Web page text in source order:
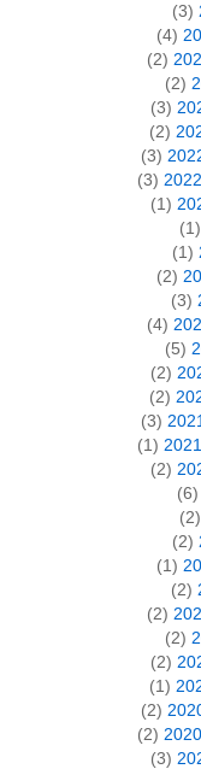
(3)
(4)
(2)
(2)
(3)
(2)
(3)
(3)
(1)
(1)
(1)
(2)
(3)
(4)
(5)
(2)
(2)
(3)
(1)
(2)
(6)
(2)
(2)
(1)
(2)
(2)
(2)
(2)
(1)
(2)
(2)
(3)